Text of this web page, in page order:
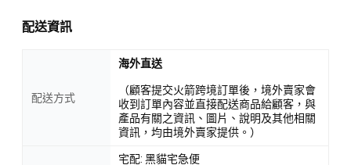
配送資訊
配送方式
海外直送
（顧客提交火箭跨境訂單後，境外賣家會
收到訂單內容並直接配送商品給顧客，與
產品有關之資訊、圖片、說明及其他相關
資訊，均由境外賣家提供。）
宅配: 黑貓宅急便